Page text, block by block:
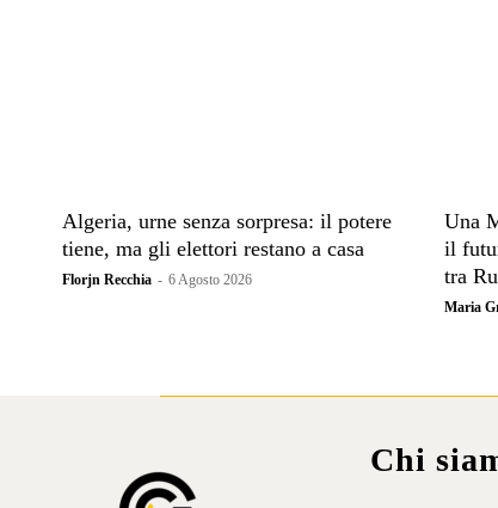
Algeria, urne senza sorpresa: il potere
tiene, ma gli elettori restano a casa
Florjn Recchia - 6 Agosto 2026
Una
il
tra
Maria
Chi